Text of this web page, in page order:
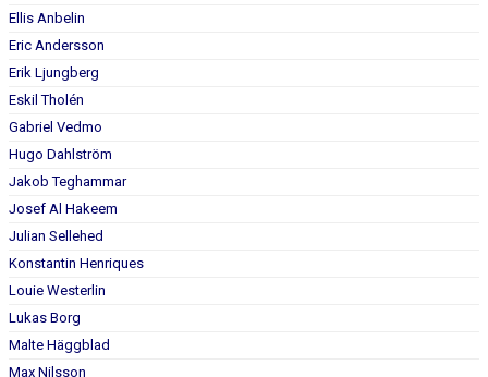
Ellis Anbelin
Eric Andersson
Erik Ljungberg
Eskil Tholén
Gabriel Vedmo
Hugo Dahlström
Jakob Teghammar
Josef Al Hakeem
Julian Sellehed
Konstantin Henriques
Louie Westerlin
Lukas Borg
Malte Häggblad
Max Nilsson